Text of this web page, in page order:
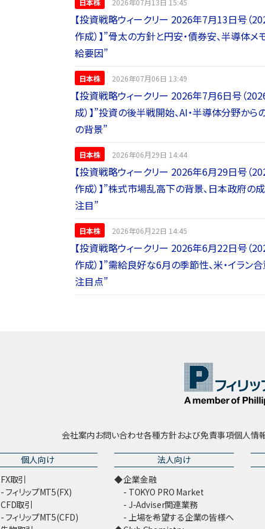
【投資戦略ウィークリー 2026年7月13日号（
作成）】”骨太の方針と円安・債券安、半導体メ
給要因”
日本株 2026年07月06日 13:49
【投資戦略ウィークリー 2026年7月6日号（
成）】”投資の後半戦開始、AI・半導体分野から
の背景”
日本株 2026年06月29日 14:44
【投資戦略ウィークリー 2026年6月29日号（
作成）】”株式市場乱高下の背景、日本政府の
注目”
日本株 2026年06月22日 14:45
【投資戦略ウィークリー 2026年6月22日号（
作成）】”需給良好な6月の季節性、米・イラン
注目点”
会社案内お問い合わせ各種方針および免責事項個人情
個人向け
FX取引
フィリップMT5(FX)
CFD取引
フィリップMT5(CFD)
法人向け
企業金融
TOKYO PRO Market
J-Adviser関連業務
上場を希望する企業の皆様へ